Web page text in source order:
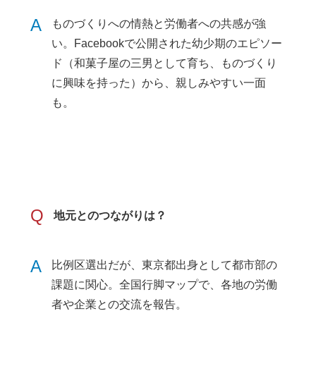
A
ものづくりへの情熱と労働者への共感が強
い。Facebookで公開された幼少期のエピソー
ド（和菓子屋の三男として育ち、ものづくり
に興味を持った）から、親しみやすい一面
も。
Q 地元とのつながりは？
A
比例区選出だが、東京都出身として都市部の
課題に関心。全国行脚マップで、各地の労働
者や企業との交流を報告。